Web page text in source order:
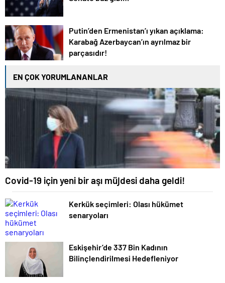
Putin’den Ermenistan’ı yıkan açıklama:
Karabağ Azerbaycan’ın ayrılmaz bir
parçasıdır!
EN ÇOK YORUMLANANLAR
Covid-19 için yeni bir aşı müjdesi daha geldi!
Kerkük seçimleri: Olası hükümet
senaryoları
Eskişehir’de 337 Bin Kadının
Bilinçlendirilmesi Hedefleniyor